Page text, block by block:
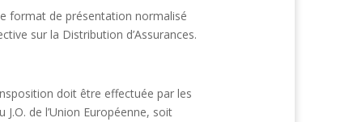
format de présentation normalisé
sur la Distribution d’Assurances.
doit être effectuée par les
de l’Union Européenne, soit